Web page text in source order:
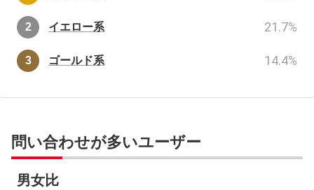
イエロー系 21.7%
ゴールド系 14.4%
問い合わせが多いユーザー
男女比